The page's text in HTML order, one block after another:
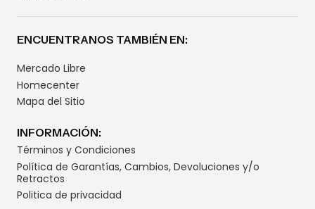
ENCUENTRANOS TAMBIÉN EN:
Mercado Libre
Homecenter
Mapa del Sitio
INFORMACIÓN:
Términos y Condiciones
Política de Garantías, Cambios, Devoluciones y/o
Retractos
Politica de privacidad